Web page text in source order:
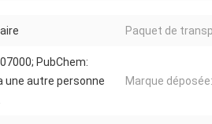
Paquet de
PubChem:
une autre personne
Marque déposée: